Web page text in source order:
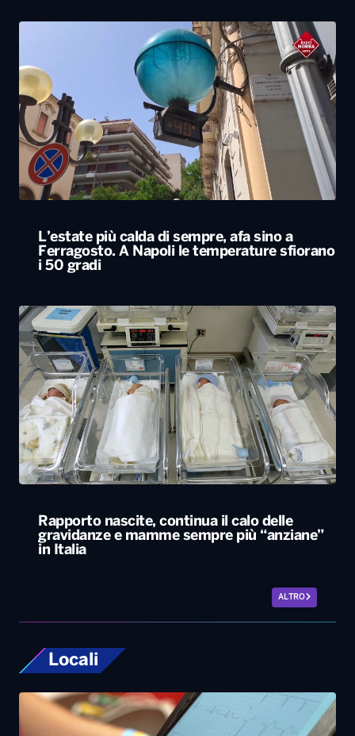
L’estate più calda di sempre, afa sino a
Ferragosto. A Napoli le temperature sfiorano
i 50 gradi
Rapporto nascite, continua il calo delle
gravidanze e mamme sempre più “anziane”
in Italia
ALTRO
Locali